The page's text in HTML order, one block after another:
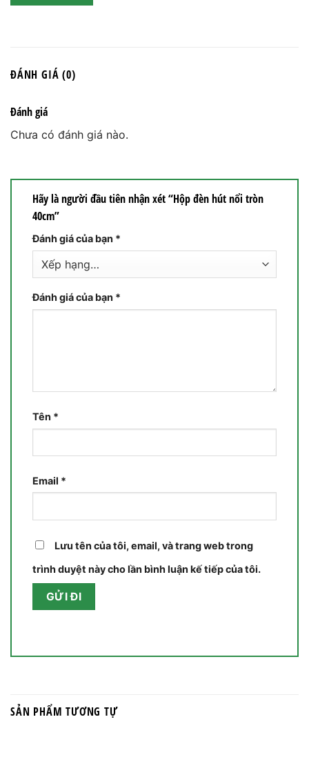
ĐÁNH GIÁ (0)
Đánh giá
Chưa có đánh giá nào.
Hãy là người đầu tiên nhận xét “Hộp đèn hút nổi tròn
40cm”
Đánh giá của bạn *
Đánh giá của bạn *
Tên *
Email *
Lưu tên của tôi, email, và trang web trong
trình duyệt này cho lần bình luận kế tiếp của tôi.
SẢN PHẨM TƯƠNG TỰ